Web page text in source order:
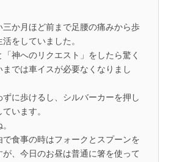
か月ほど前まで足腰の痛みから歩
をしていました。
「神へのリクエスト」をしたら驚く
では車イスが必要なくなりまし
に歩けるし、シルバーカーを押し
います。
食事の時はフォークとスプーンを
、今日のお昼は普通に箸を使って